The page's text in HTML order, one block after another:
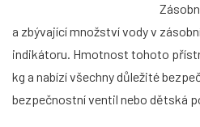
a zbývající množství vody v
indikátoru. Hmotnost tohoto
kg a nabízí všechny důležité
bezpečnostní ventil nebo dětská